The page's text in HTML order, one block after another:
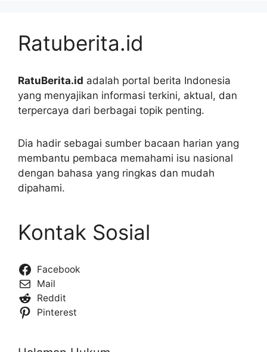
Ratuberita.id
RatuBerita.id adalah portal berita Indonesia
yang menyajikan informasi terkini, aktual, dan
terpercaya dari berbagai topik penting.
Dia hadir sebagai sumber bacaan harian yang
membantu pembaca memahami isu nasional
dengan bahasa yang ringkas dan mudah
dipahami.
Kontak Sosial
Facebook
Mail
Reddit
Pinterest